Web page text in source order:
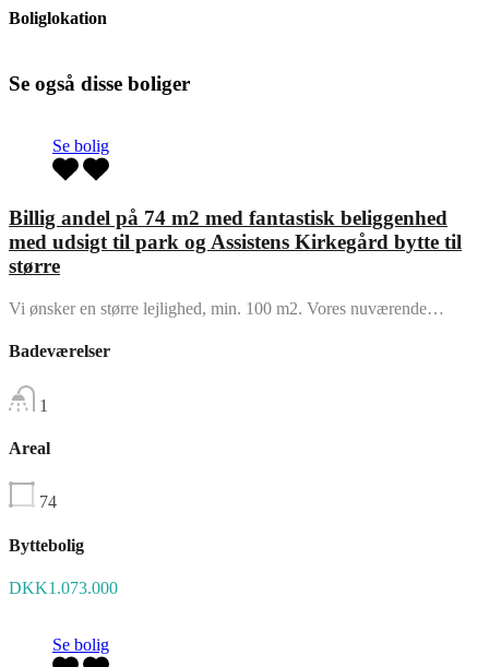
Boliglokation
Se også disse boliger
Se bolig
Billig andel på 74 m2 med fantastisk beliggenhed
med udsigt til park og Assistens Kirkegård bytte til
større
Vi ønsker en større lejlighed, min. 100 m2. Vores nuværende…
Badeværelser
1
Areal
74
Byttebolig
DKK1.073.000
Se bolig